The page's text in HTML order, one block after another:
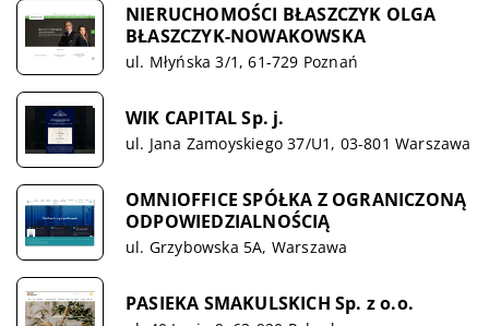
NIERUCHOMOŚCI BŁASZCZYK OLGA
BŁASZCZYK-NOWAKOWSKA
ul. Młyńska 3/1, 61-729 Poznań
WIK CAPITAL Sp. j.
ul. Jana Zamoyskiego 37/U1, 03-801 Warszawa
OMNIOFFICE SPÓŁKA Z OGRANICZONĄ
ODPOWIEDZIALNOŚCIĄ
ul. Grzybowska 5A, Warszawa
PASIEKA SMAKULSKICH Sp. z o.o.